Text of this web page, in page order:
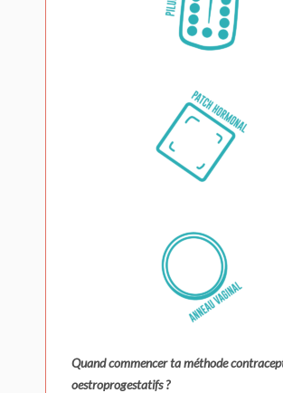
Quand commencer ta méthode
oestroprogestatifs ?